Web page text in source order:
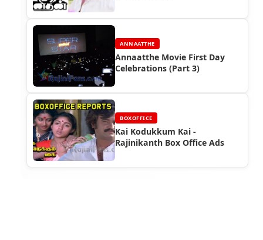
ANNAATTHE
Annaatthe Movie First Day
Celebrations (Part 3)
BOXOFFICE
Kai Kodukkum Kai -
Rajinikanth Box Office Ads